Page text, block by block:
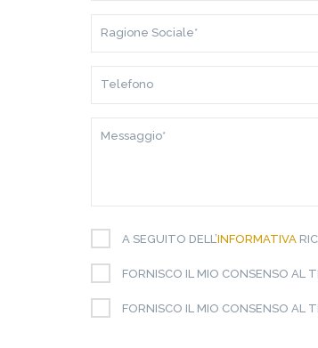
SOCIALE*
A SEGUITO DELL’INFORMATIVA
FORNISCO IL MIO CONSENSO AL
FORNISCO IL MIO CONSENSO AL